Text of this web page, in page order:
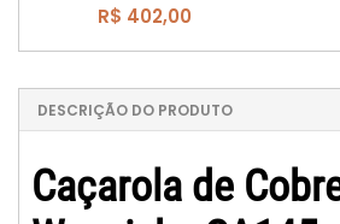
R$ 402,00
DESCRIÇÃO DO PRODUTO
Caçarola de